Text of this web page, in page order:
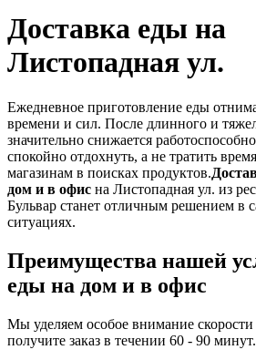
Доставка еды на
Листопадная ул.
Ежедневное приготовление еды
времени и сил. После длинного и
значительно снижается
спокойно отдохнуть, а не тратить
магазинам в поисках продуктов.
дом и в офис на Листопадная ул. из
Бульвар станет отличным решением в
ситуациях.
Преимущества нашей
еды на дом и в офис
Мы уделяем особое внимание
получите заказ в течении 60 - 90 минут.